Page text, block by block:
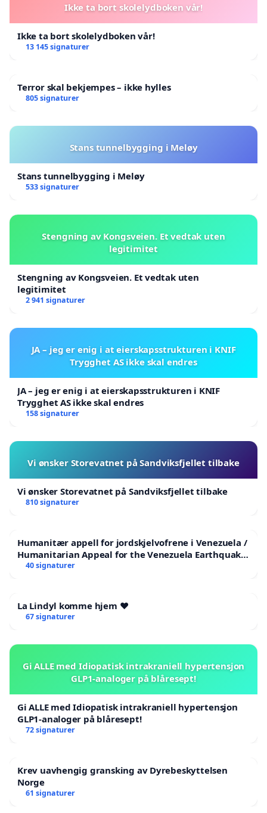
Ikke ta bort skolelydboken vår!
Ikke ta bort skolelydboken vår!
13 145 signaturer
Terror skal bekjempes – ikke hylles
805 signaturer
Stans tunnelbygging i Meløy
Stans tunnelbygging i Meløy
533 signaturer
Stengning av Kongsveien. Et vedtak uten
legitimitet
Stengning av Kongsveien. Et vedtak uten
legitimitet
2 941 signaturer
JA – jeg er enig i at eierskapsstrukturen i KNIF
Trygghet AS ikke skal endres
JA – jeg er enig i at eierskapsstrukturen i KNIF
Trygghet AS ikke skal endres
158 signaturer
Vi ønsker Storevatnet på Sandviksfjellet tilbake
Vi ønsker Storevatnet på Sandviksfjellet tilbake
810 signaturer
Humanitær appell for jordskjelvofrene i Venezuela /
Humanitarian Appeal for the Venezuela Earthquake
Victims
40 signaturer
La Lindyl komme hjem ❤️
67 signaturer
Gi ALLE med Idiopatisk intrakraniell hypertensjon
GLP1-analoger på blåresept!
Gi ALLE med Idiopatisk intrakraniell hypertensjon
GLP1-analoger på blåresept!
72 signaturer
Krev uavhengig gransking av Dyrebeskyttelsen
Norge
61 signaturer